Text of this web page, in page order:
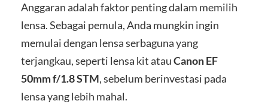
Anggaran adalah faktor penting dalam memilih
lensa. Sebagai pemula, Anda mungkin ingin
memulai dengan lensa serbaguna yang
terjangkau, seperti lensa kit atauCanon EF
50mm f/1.8 STM, sebelum berinvestasi pada
lensa yang lebih mahal.